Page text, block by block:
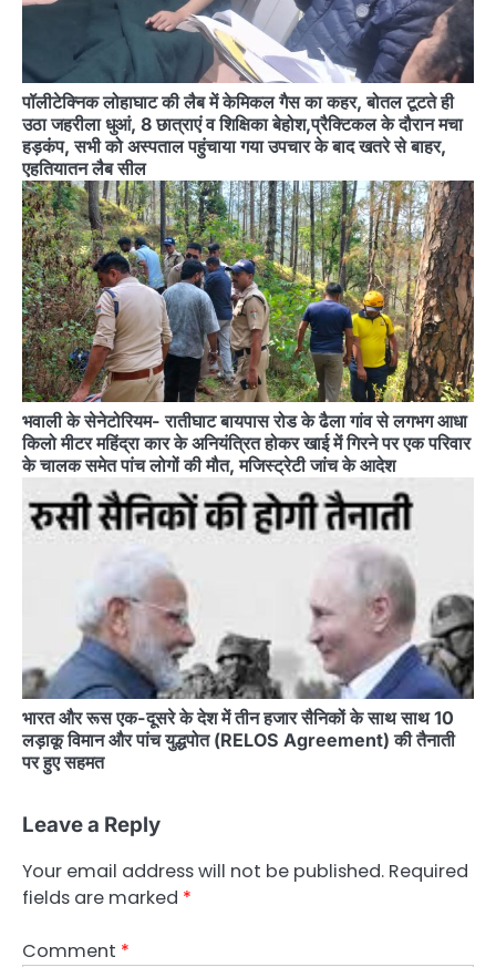
पॉलीटेक्निक लोहाघाट की लैब में केमिकल गैस का कहर, बोतल टूटते ही
उठा जहरीला धुआं, 8 छात्राएं व शिक्षिका बेहोश,प्रैक्टिकल के दौरान मचा
हड़कंप, सभी को अस्पताल पहुंचाया गया उपचार के बाद खतरे से बाहर,
एहतियातन लैब सील
भवाली के सेनेटोरियम- रातीघाट बायपास रोड के ढैला गांव से लगभग आधा
किलो मीटर महिंद्रा कार के अनियंत्रित होकर खाई में गिरने पर एक परिवार
के चालक समेत पांच लोगों की मौत, मजिस्ट्रेटी जांच के आदेश
भारत और रूस एक-दूसरे के देश में तीन हजार सैनिकों के साथ साथ 10
लड़ाकू विमान और पांच युद्धपोत (RELOS Agreement) की तैनाती
पर हुए सहमत
Leave a Reply
Your email address will not be published. Required
fields are marked *
Comment *